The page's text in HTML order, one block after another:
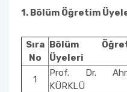
1. Bölüm Öğretim
Sıra
No
Bölüm
Üyeleri
1
Prof. Dr.
KÜRKLÜ